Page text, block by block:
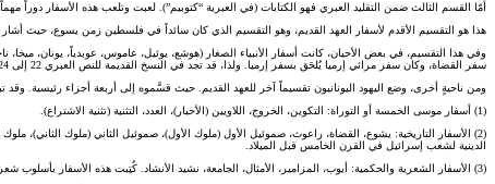
أمّا القسم الثالث ضمن التقليد العبري فهو الكتابات (في العبرية “كتوبيم”). لعبت وتلعب هذه الأسفار دوراً مهماً
هذا هو التقسيم الأقدم لأسفار العهد القديم، وهو التقسيم الذي كان سائداً في فلسطين زمن يسوع، حيث أشار
وفي هذا التقسيم، في بعض الأحيان، كانت أسفار الأنبياء الصغار (هوشع، يوئيل، عاموس، عوبدياً، يونان،
سفر القضاة، وكان سفر مراثي إرميا يُلحَق بسفر إرميا. ولذا، قد تجد في النسخ القديمة للنص العبري 22 إلى 24 سفراً، وذلك يعتمد على ما يتمّ جمعه من أسفار معاً.
ومن ناحيةٍ أخرى، وضع اليهود اليونانيون تقسيماً آخر للعهد القديم. حيث قسَّموه إلى أربعة أجزاء رئيسية. وقد
(1) أسفار موسى الخمسة أو التوراة: التكوين، الخروج، اللاويين (الأحبار)، العدد، التثنية (تثنية الاشتراع).
(2) الأسفار التاريخية: يشوع، القضاة، راعوث، صموئيل الأول (ملوك الأول)، صموئيل الثاني (ملوك
الدينية لشعب إسرائيل في القرن الخامس قبل الميلاد.
(3) الأسفار الشعرية والحكمية: أيوب، المزامير، الأمثال، الجامعة، نشيد الأنشاد. كُتِبت هذه الأسفار بأسلوب شعري (وهو مختلفة في نمطه عن الشعر العربي)، وهي أسفار تُقدِّم تعليماً روحياً يتعلَّق بعبادة الله، وتعليماً ينقل حكمة الله ويوضِّح مقاصده. كما يؤكِّد سفر نشيد الأنشاد على الزواج والعلاقة الزوجية.